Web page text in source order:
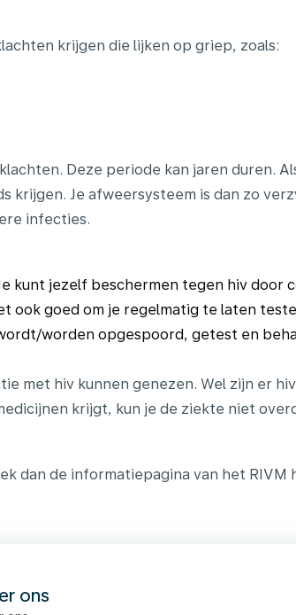
krijgen die lijken op griep, zoals:
Deze periode kan jaren duren.
krijgen. Je afweersysteem is dan zo
infecties.
kunt jezelf beschermen tegen hiv door
ook goed om je regelmatig te laten
worden opgespoord, getest en
met hiv kunnen genezen. Wel zijn er
krijgt, kun je de ziekte niet
dan de informatiepagina van het RIVM
ons